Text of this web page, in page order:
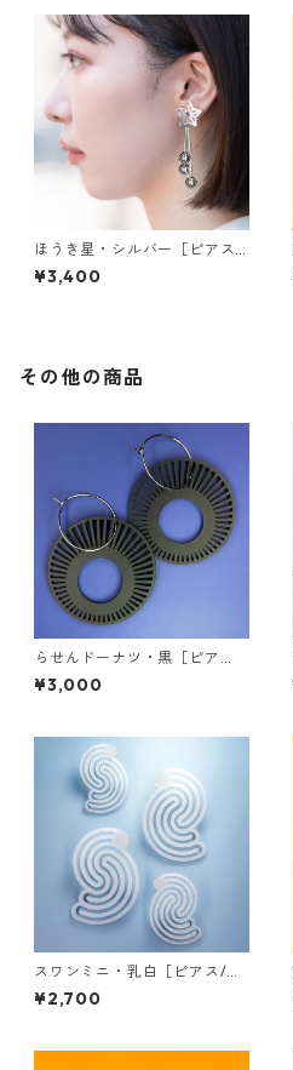
ほうき星・シルバー［ピアス/
イヤリング］
¥3,400
その他の商品
らせんドーナツ・黒［ピア
ス］
¥3,000
スワンミニ・乳白［ピアス/イ
ヤリング］
¥2,700